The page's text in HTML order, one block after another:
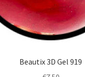
Beautix 3D Gel 919